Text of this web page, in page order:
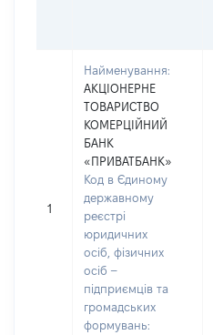
1
Найменування:
АКЦІОНЕРНЕ
ТОВАРИСТВО
КОМЕРЦІЙНИЙ
БАНК
«ПРИВАТБАНК»
Код в Єдиному
державному
реєстрі
юридичних
осіб, фізичних
осіб –
підприємців та
громадських
формувань: